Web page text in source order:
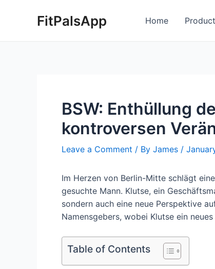
FitPalsApp Home
BSW: Enthüllung
kontroversen
Leave a Comment / By James /
Im Herzen von Berlin-Mitte schlägt
gesuchte Mann. Klutse, ein
sondern auch eine neue Perspektive
Namensgebers, wobei Klutse ein
Table of Contents
navigation